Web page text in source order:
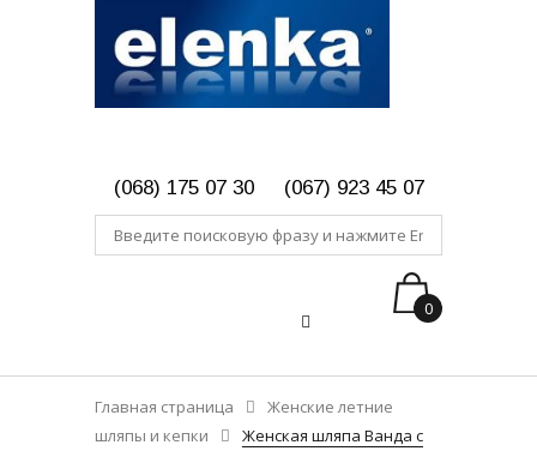
(068) 175 07 30 (067) 923 45 07
0
Главная страница
Женские летние
шляпы и кепки
Женская шляпа Ванда с